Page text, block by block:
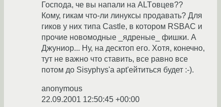
Господа, че вы напали на ALTовцев??
Кому, гикам что-ли линуксы продавать? Для
гиков у них типа Castle, в котором RSBAC и
прочие новомодные _ядреные_ фишки. А
Джуниор... Ну, на десктоп его. Хотя, конечно,
тут не важно что ставить, все равно все
потом до Sisyphys'а apt'ейтиться будет :-).
anonymous
22.09.2001 12:50:45 +00:00